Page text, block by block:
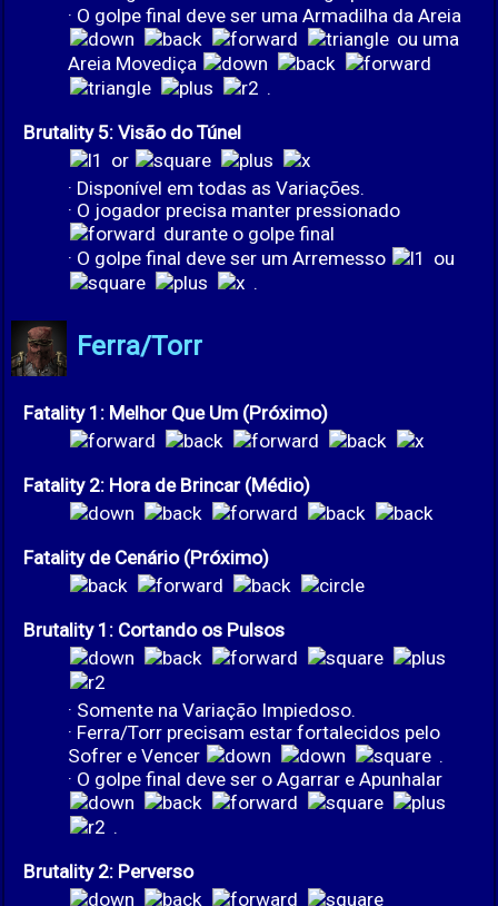
· O golpe final deve ser uma Armadilha da Areia
ou uma
Areia Movediça
.
Brutality 5: Visão do Túnel
or
· Disponível em todas as Variações.
· O jogador precisa manter pressionado
durante o golpe final
· O golpe final deve ser um Arremesso
ou
.
Ferra/Torr
Fatality 1: Melhor Que Um (Próximo)
Fatality 2: Hora de Brincar (Médio)
Fatality de Cenário (Próximo)
Brutality 1: Cortando os Pulsos
· Somente na Variação Impiedoso.
· Ferra/Torr precisam estar fortalecidos pelo
Sofrer e Vencer
.
· O golpe final deve ser o Agarrar e Apunhalar
.
Brutality 2: Perverso